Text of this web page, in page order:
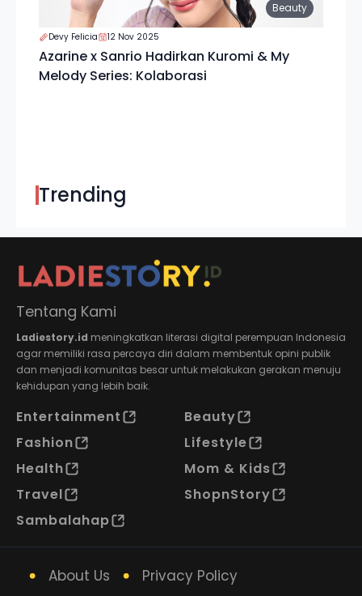
Beauty
Devy Felicia 12 Nov 2025
Azarine x Sanrio Hadirkan Kuromi & My
Melody Series: Kolaborasi
Trending
Tentang Kami
Ladiestory.id meningkatkan literasi digital perempuan Indonesia
agar memiliki rasa percaya diri dalam membentuk opini publik
dan menjadi komunitas besar untuk melakukan gerakan menuju
kehidupan yang lebih baik.
Entertainment
Beauty
Fashion
Lifestyle
Health
Mom & Kids
Travel
ShopnStory
Sambalahap
About Us Privacy Policy